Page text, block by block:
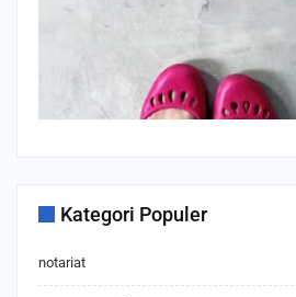
Kategori Populer
notariat